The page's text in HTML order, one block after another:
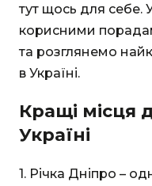
тут щось для себе.
корисними
та розглянемо
в Україні.
Кращі місця
Україні
1. Річка Дніпро –